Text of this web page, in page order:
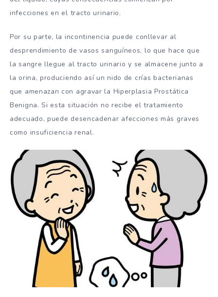
infecciones en el tracto urinario.
Por su parte, la incontinencia puede conllevar al
desprendimiento de vasos sanguíneos, lo que hace que
la sangre llegue al tracto urinario y se almacene junto a
la orina, produciendo así un nido de crías bacterianas
que amenazan con agravar la Hiperplasia Prostática
Benigna. Si esta situación no recibe el tratamiento
adecuado, puede desencadenar afecciones más graves
como insuficiencia renal.